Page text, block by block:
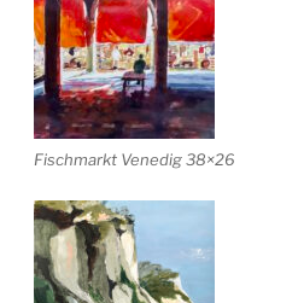
Fischmarkt Venedig 38×26